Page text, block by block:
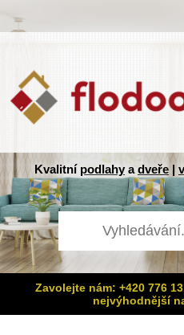
Kvalitní podlahyadveře|
Zavolejte nám: +420 776
nejvýhodnější